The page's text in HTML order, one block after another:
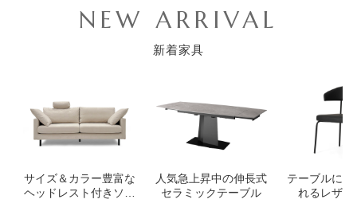
NEW ARRIVAL
新着家具
サイズ＆カラー豊富な
ヘッドレスト付きソフ
人気急上昇中の伸長式
セラミックテーブル
テーブルに
れるレザー